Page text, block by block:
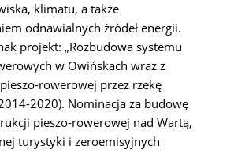
klimatu, a także
odnawialnych źródeł energii.
projekt: „Rozbudowa systemu
w Owińskach wraz z
rowerowej przez rzekę
2020). Nominacja za budowę
pieszo-rowerowej nad Wartą,
turystyki i zeroemisyjnych